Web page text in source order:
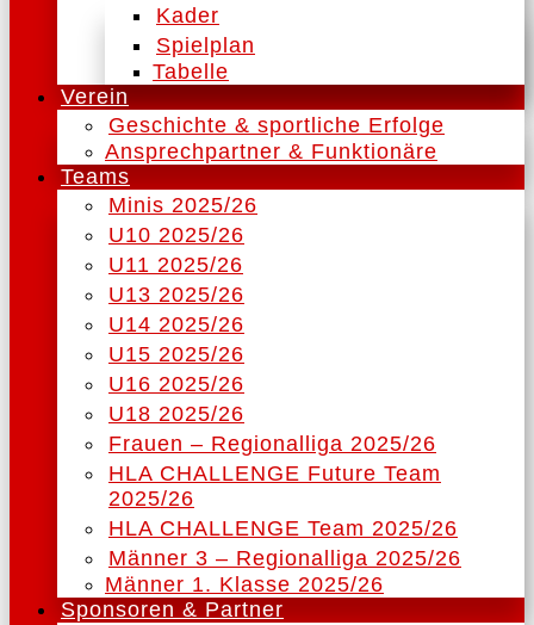
Kader
Spielplan
Tabelle
Verein
Geschichte & sportliche Erfolge
Ansprechpartner & Funktionäre
Teams
Minis 2025/26
U10 2025/26
U11 2025/26
U13 2025/26
U14 2025/26
U15 2025/26
U16 2025/26
U18 2025/26
Frauen – Regionalliga 2025/26
HLA CHALLENGE Future Team
2025/26
HLA CHALLENGE Team 2025/26
Männer 3 – Regionalliga 2025/26
Männer 1. Klasse 2025/26
Sponsoren & Partner